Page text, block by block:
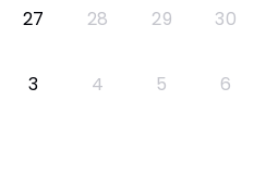
27 28 29 30
3 4 5 6